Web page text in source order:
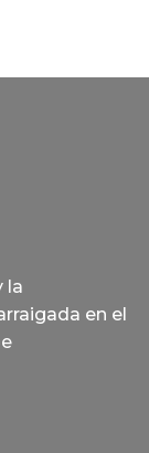
la
en el